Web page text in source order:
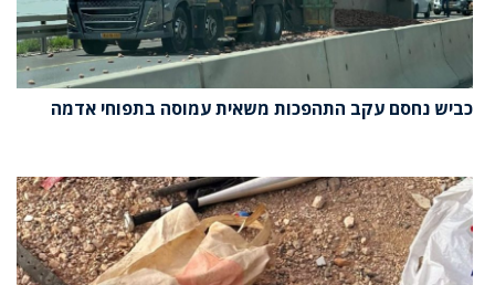
כביש נחסם עקב התהפכות משאית עמוסה בתפוחי אדמה